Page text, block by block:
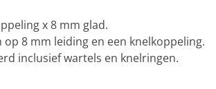
x 8 mm glad.
op 8 mm leiding en een knelkoppeling.
inclusief wartels en knelringen.